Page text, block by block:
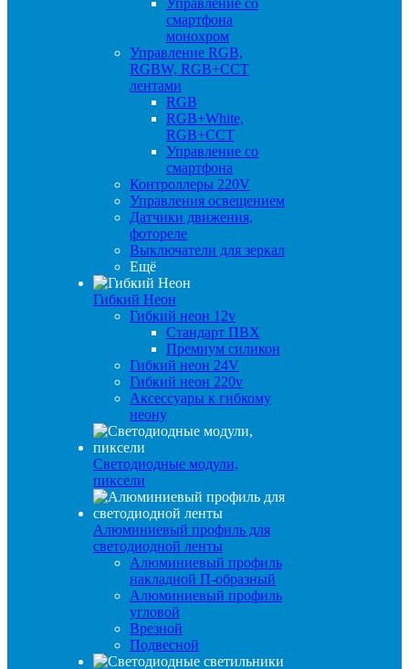
Управление со
смартфона
монохром
Управление RGB,
RGBW, RGB+CCT
лентами
RGB
RGB+White,
RGB+CCT
Управление со
смартфона
Контроллеры 220V
Управления освещением
Датчики движения,
фотореле
Выключатели для зеркал
Ещё
Гибкий Неон
Гибкий неон 12v
Стандарт ПВХ
Премиум силикон
Гибкий неон 24V
Гибкий неон 220v
Аксессуары к гибкому
неону
Светодиодные модули,
пиксели
Алюминиевый профиль для
светодиодной ленты
Алюминиевый профиль
накладной П-образный
Алюминиевый профиль
угловой
Врезной
Подвесной